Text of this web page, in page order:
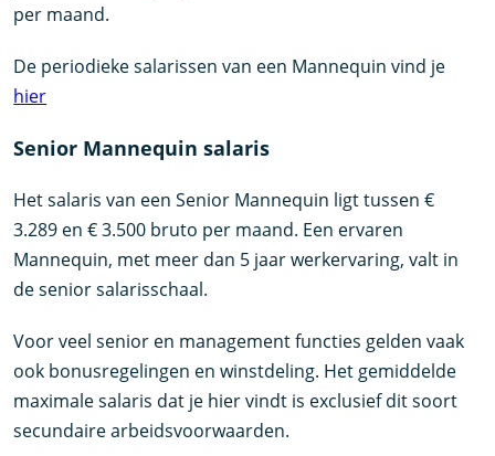
per maand.
De periodieke salarissen van een Mannequin vind je
hier
Senior Mannequin salaris
Het salaris van een Senior Mannequin ligt tussen €
3.289 en € 3.500 bruto per maand. Een ervaren
Mannequin, met meer dan 5 jaar werkervaring, valt in
de senior salarisschaal.
Voor veel senior en management functies gelden vaak
ook bonusregelingen en winstdeling. Het gemiddelde
maximale salaris dat je hier vindt is exclusief dit soort
secundaire arbeidsvoorwaarden.